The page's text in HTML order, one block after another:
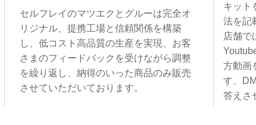
セルフレイのマツエクとグルーは完全オ
リジナル、提携工場と信頼関係を構築
し、低コスト高品質の生産を実現、お客
さまのフィードバックを受けながら調整
を繰り返し、納得のいった商品のみ販売
させていただいております。
キット
法を記
店舗で
方動画
す、
答えさ